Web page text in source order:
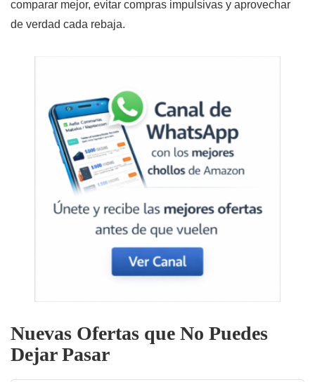
comparar mejor, evitar compras impulsivas y aprovechar
de verdad cada rebaja.
Nuevas Ofertas que No Puedes
Dejar Pasar